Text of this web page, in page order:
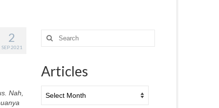
2
SEP 2021
Nah,
Search
for:
Articles